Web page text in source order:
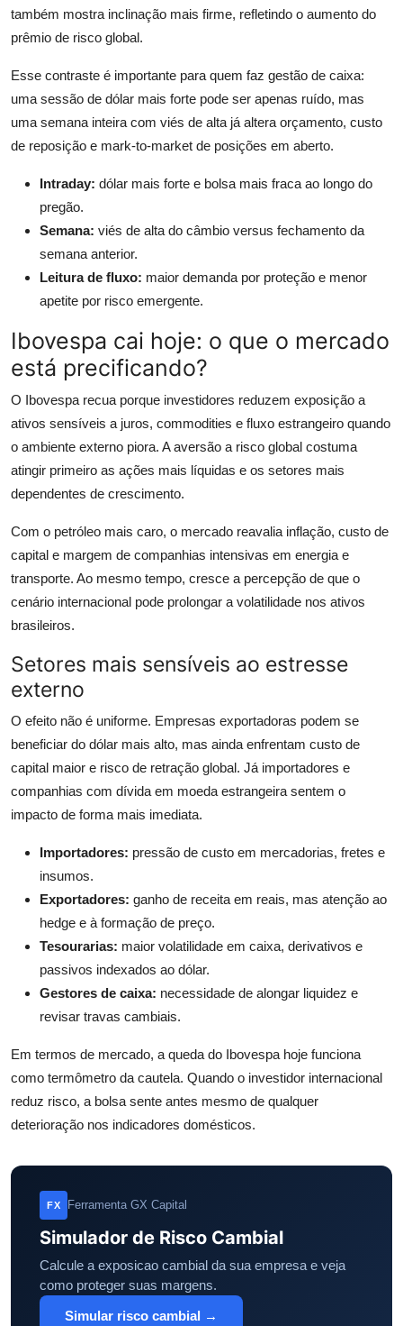
também mostra inclinação mais firme, refletindo o aumento do
prêmio de risco global.
Esse contraste é importante para quem faz gestão de caixa:
uma sessão de dólar mais forte pode ser apenas ruído, mas
uma semana inteira com viés de alta já altera orçamento, custo
de reposição e mark-to-market de posições em aberto.
Intraday: dólar mais forte e bolsa mais fraca ao longo do
pregão.
Semana: viés de alta do câmbio versus fechamento da
semana anterior.
Leitura de fluxo: maior demanda por proteção e menor
apetite por risco emergente.
Ibovespa cai hoje: o que o mercado
está precificando?
O Ibovespa recua porque investidores reduzem exposição a
ativos sensíveis a juros, commodities e fluxo estrangeiro quando
o ambiente externo piora. A aversão a risco global costuma
atingir primeiro as ações mais líquidas e os setores mais
dependentes de crescimento.
Com o petróleo mais caro, o mercado reavalia inflação, custo de
capital e margem de companhias intensivas em energia e
transporte. Ao mesmo tempo, cresce a percepção de que o
cenário internacional pode prolongar a volatilidade nos ativos
brasileiros.
Setores mais sensíveis ao estresse
externo
O efeito não é uniforme. Empresas exportadoras podem se
beneficiar do dólar mais alto, mas ainda enfrentam custo de
capital maior e risco de retração global. Já importadores e
companhias com dívida em moeda estrangeira sentem o
impacto de forma mais imediata.
Importadores: pressão de custo em mercadorias, fretes e
insumos.
Exportadores: ganho de receita em reais, mas atenção ao
hedge e à formação de preço.
Tesourarias: maior volatilidade em caixa, derivativos e
passivos indexados ao dólar.
Gestores de caixa: necessidade de alongar liquidez e
revisar travas cambiais.
Em termos de mercado, a queda do Ibovespa hoje funciona
como termômetro da cautela. Quando o investidor internacional
reduz risco, a bolsa sente antes mesmo de qualquer
deterioração nos indicadores domésticos.
FX Ferramenta GX Capital
Simulador de Risco Cambial
Calcule a exposicao cambial da sua empresa e veja
como proteger suas margens.
Simular risco cambial →